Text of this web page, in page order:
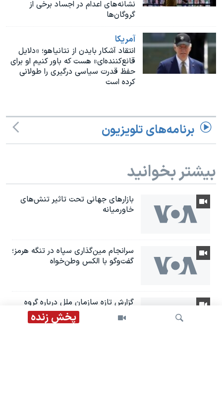
نرگس محمدی برنده جایزه نوبل صلح
همایش محافظه‌کاران آمریکا «سی‌پک»
صفحه‌های ویژه
سفر پرزیدنت ترامپ به چین
پخش زنده
نشانه‌های اعدام در اجساد برخی از
گروگان‌ها
آمريکا
انتقاد آشکار بایدن از نتانیاهو؛ «دلایل
قانع‌کننده‌ای» هست که باور کنیم او برای
حفظ قدرت سیاسی درگیری را طولانی
کرده است
برنامه‌های تلویزیون
بیشتر بخوانید
بازارهای جهانی تحت تاثیر تنش‌های
خاورمیانه
سرانجام مین‌گذاری‌ سپاه در تنگه هرمز؛
گفت‌وگو با الکس وطن‌خواه
گزارش تازه سازمان ملل درباره گروه
تروریستی «داعش خراسان»؛ گفت‌وگو با
شکریا برادوست